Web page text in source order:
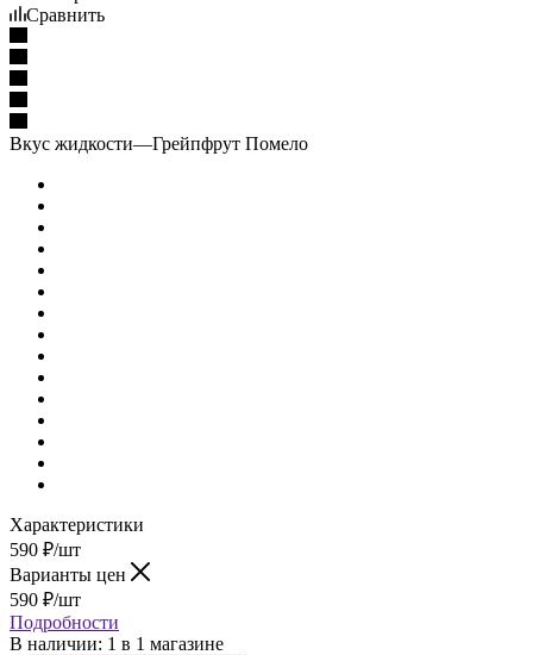
Сравнить
Вкус жидкости—Грейпфрут Помело
Характеристики
590 ₽/шт
Варианты цен
590 ₽/шт
Подробности
В наличии: 1 в 1 магазине